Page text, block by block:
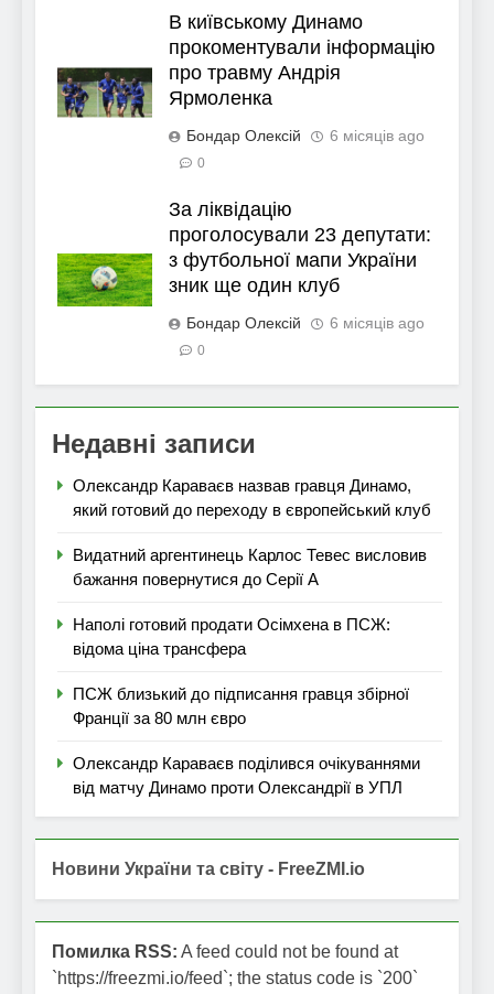
В київському Динамо
прокоментували інформацію
про травму Андрія
Ярмоленка
Бондар Олексій 6 місяців ago
0
За ліквідацію
проголосували 23 депутати:
з футбольної мапи України
зник ще один клуб
Бондар Олексій 6 місяців ago
0
Недавні записи
Олександр Караваєв назвав гравця Динамо,
який готовий до переходу в європейський клуб
Видатний аргентинець Карлос Тевес висловив
бажання повернутися до Серії А
Наполі готовий продати Осімхена в ПСЖ:
відома ціна трансфера
ПСЖ близький до підписання гравця збірної
Франції за 80 млн євро
Олександр Караваєв поділився очікуваннями
від матчу Динамо проти Олександрії в УПЛ
Новини України та світу - FreeZMI.io
Помилка RSS: A feed could not be found at
`https://freezmi.io/feed`; the status code is `200`